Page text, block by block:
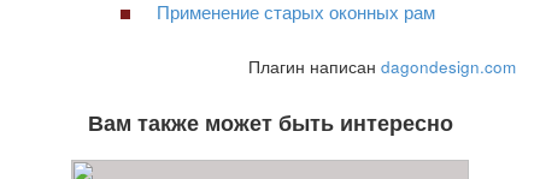
Применение старых оконных рам
Плагин написан dagondesign.com
Вам также может быть интересно